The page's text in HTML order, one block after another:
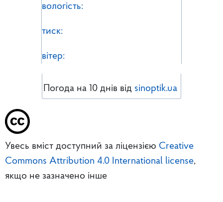
вологість:
тиск:
вітер:
Погода на 10 днів від sinoptik.ua
Увесь вміст доступний за ліцензією Creative
Commons Attribution 4.0 International license,
якщо не зазначено інше